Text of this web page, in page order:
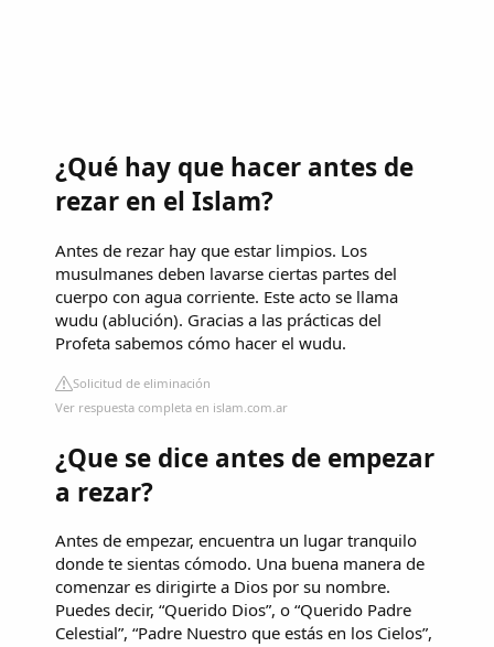
¿Qué hay que hacer antes de
rezar en el Islam?
Antes de rezar hay que estar limpios. Los
musulmanes deben lavarse ciertas partes del
cuerpo con agua corriente. Este acto se llama
wudu (ablución). Gracias a las prácticas del
Profeta sabemos cómo hacer el wudu.
Solicitud de eliminación
Ver respuesta completa en islam.com.ar
¿Que se dice antes de empezar
a rezar?
Antes de empezar, encuentra un lugar tranquilo
donde te sientas cómodo. Una buena manera de
comenzar es dirigirte a Dios por su nombre.
Puedes decir, “Querido Dios”, o “Querido Padre
Celestial”, “Padre Nuestro que estás en los Cielos”,